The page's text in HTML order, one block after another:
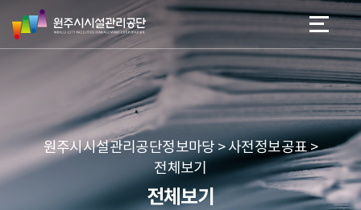
네
본문 바로가기
메뉴 바로가기
원
주
시
리
공
단
원주시시설관리공단정보마당 > 사전정보공표 >
전체보기
전체보기